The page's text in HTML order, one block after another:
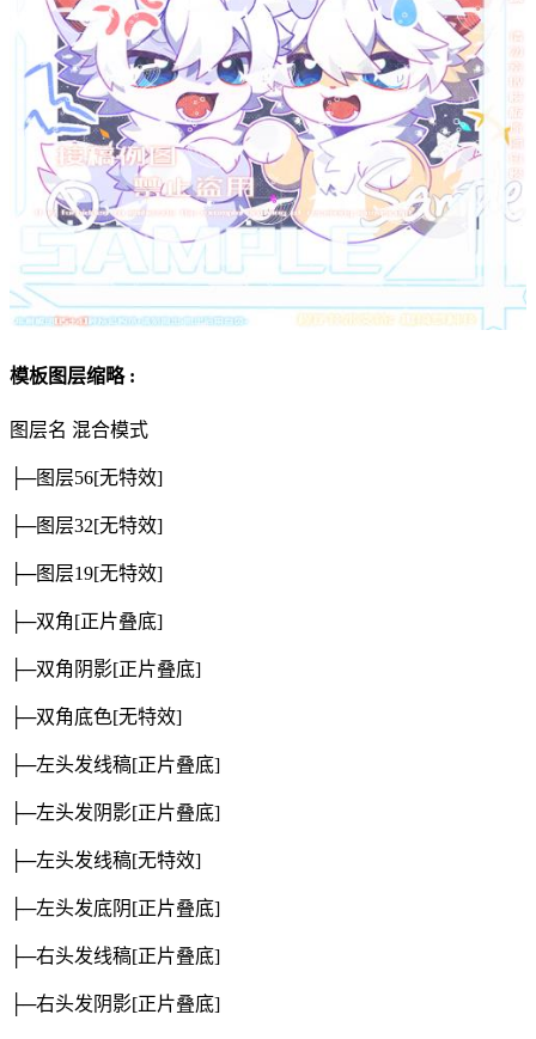
模板图层缩略 :
图层名 混合模式
├─图层56[无特效]
├─图层32[无特效]
├─图层19[无特效]
├─双角 [正片叠底]
├─双角阴影[正片叠底]
├─双角底色[无特效]
├─左头发线稿[正片叠底]
├─左头发阴影[正片叠底]
├─左头发线稿[无特效]
├─左头发底阴 [正片叠底]
├─右头发线稿[正片叠底]
├─右头发阴影[正片叠底]